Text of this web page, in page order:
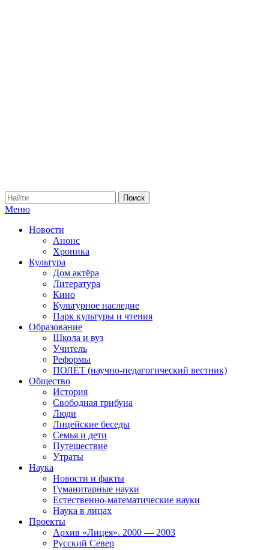
Меню
Новости
Анонс
Хроника
Культура
Дом актёра
Литература
Кино
Культурное наследие
Парк культуры и чтения
Образование
Школа и вуз
Учитель
Реформы
ПОЛЁТ (научно-педагогический вестник)
Общество
История
Свободная трибуна
Люди
Лицейские беседы
Семья и дети
Путешествие
Утраты
Наука
Новости и факты
Гуманитарные науки
Естественно-математические науки
Наука в лицах
Проекты
Архив «Лицея». 2000 — 2003
Русский Север